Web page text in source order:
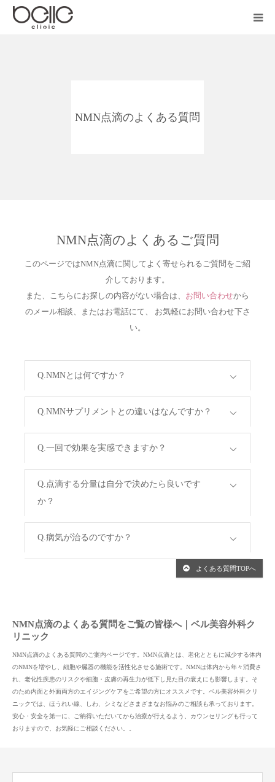
NMN点滴のよくある質問
NMN点滴のよくあるご質問
このページではNMN点滴に関してよく寄せられるご質問をご紹
介しております。
また、こちらにお探しの内容がない場合は、 お問い合わせから
のメール相談、またはお電話にて、 お気軽にお問い合わせ下さ
い。
Q.NMNとは何ですか？
Q.NMNサプリメントとの違いはなんですか？
Q.一回で効果を実感できますか？
Q.点滴する分量は自分で決めたら良いです
か？
Q.病気が治るのですか？
よくある質問TOPへ
NMN点滴のよくある質問をご覧の皆様へ｜ベル美容外科ク
リニック
NMN点滴のよくある質問のご案内ページです。NMN点滴とは、老化とともに減少する体内
のNMNを増やし、細胞や臓器の機能を活性化させる施術です。NMNは体内から年々消費さ
れ、老化性疾患のリスクや細胞・皮膚の再生力が低下し見た目の衰えにも影響します。そ
のため内面と外面両方のエイジングケアをご希望の方にオススメです。ベル美容外科クリ
ニックでは、ほうれい線、しわ、シミなどさまざまなお悩みのご相談も承っております。
安心・安全を第一に、ご納得いただいてから治療が行えるよう、カウンセリングも行って
おりますので、お気軽にご相談ください。。